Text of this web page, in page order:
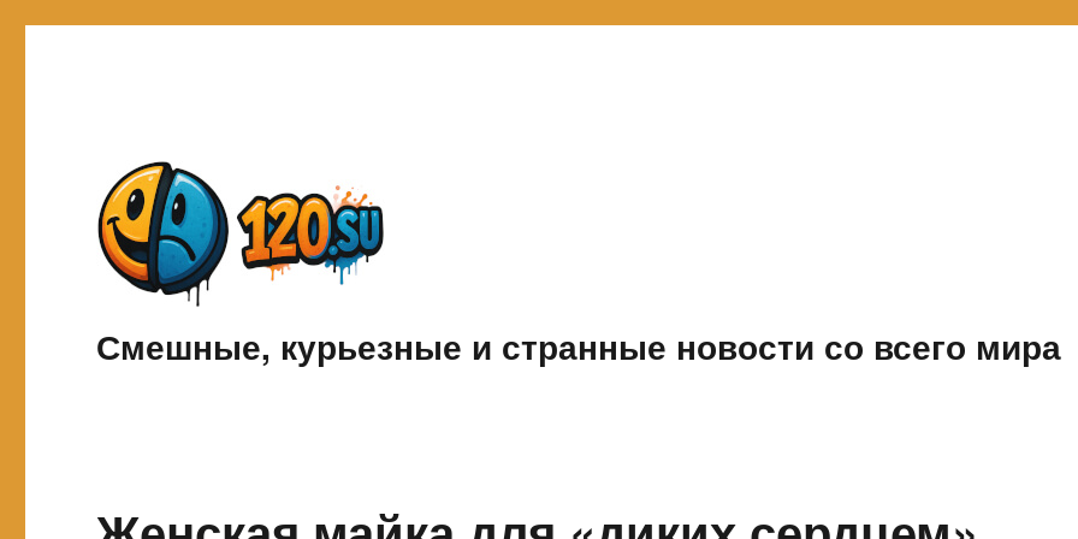
Смешные, курьезные и странные новости со всего мира